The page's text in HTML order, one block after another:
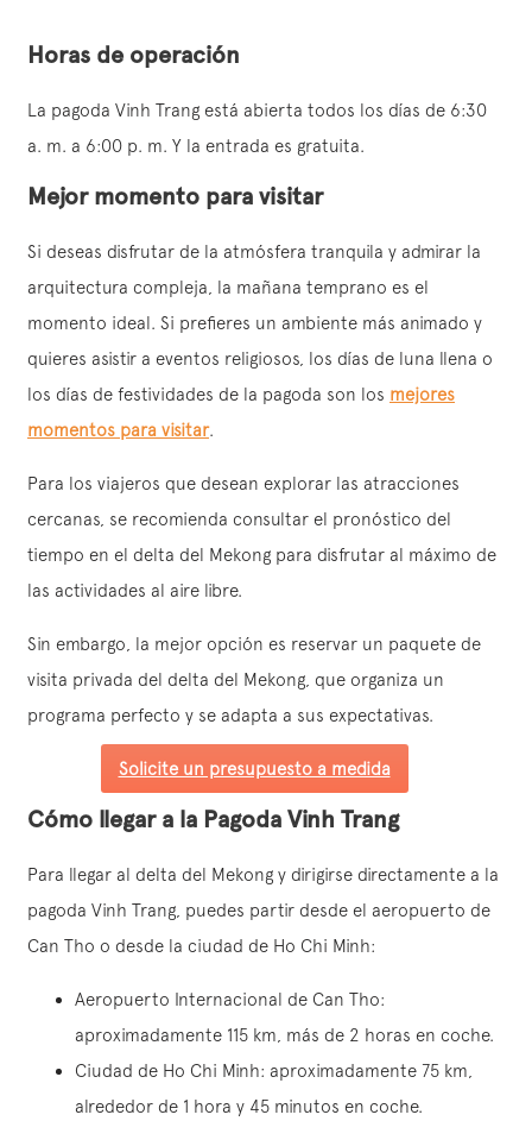
Horas de operación
La pagoda Vinh Trang está abierta todos los días de 6:30
a. m. a 6:00 p. m. Y la entrada es gratuita.
Mejor momento para visitar
Si deseas disfrutar de la atmósfera tranquila y admirar la
arquitectura compleja, la mañana temprano es el
momento ideal. Si prefieres un ambiente más animado y
quieres asistir a eventos religiosos, los días de luna llena o
los días de festividades de la pagoda son los mejores
momentos para visitar.
Para los viajeros que desean explorar las atracciones
cercanas, se recomienda consultar el pronóstico del
tiempo en el delta del Mekong para disfrutar al máximo de
las actividades al aire libre.
Sin embargo, la mejor opción es reservar un paquete de
visita privada del delta del Mekong, que organiza un
programa perfecto y se adapta a sus expectativas.
Solicite un presupuesto a medida
Cómo llegar a la Pagoda Vinh Trang
Para llegar al delta del Mekong y dirigirse directamente a la
pagoda Vinh Trang, puedes partir desde el aeropuerto de
Can Tho o desde la ciudad de Ho Chi Minh:
Aeropuerto Internacional de Can Tho:
aproximadamente 115 km, más de 2 horas en coche.
Ciudad de Ho Chi Minh: aproximadamente 75 km,
alrededor de 1 hora y 45 minutos en coche.